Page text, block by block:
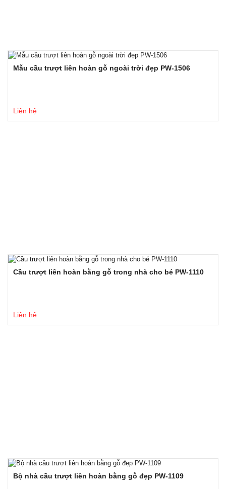
Mẫu cầu trượt liên hoàn gỗ ngoài trời đẹp PW-1506
Liên hệ
Cầu trượt liên hoàn bằng gỗ trong nhà cho bé PW-1110
Liên hệ
Bộ nhà cầu trượt liên hoàn bằng gỗ đẹp PW-1109